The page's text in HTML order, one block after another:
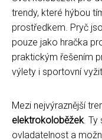
trendy, které hýbou
prostředkem. Pryč
pouze jako hračka
praktickým řešením
výlety i sportovní
Mezi nejvýraznější
elektrokoloběžek .
ovladatelnost a